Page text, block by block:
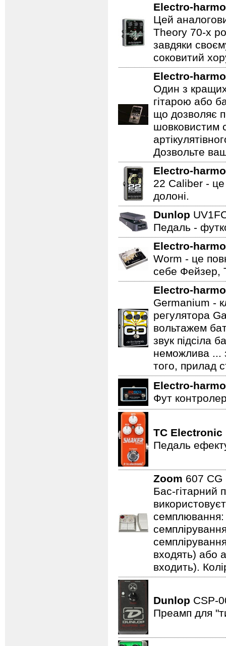
Electro-
Цей
Theory 70-х
завдяки
соковитий
Electro-
Один з
гітарою або
що дозволяє
шовковистим
Дозвольте
Electro-
22 Caliber - це
долоні.
Dunlop
Педаль -
Electro-
Worm - це
себе Фейзер,
Electro-
Germanium -
регулятора
вольтажем
звук підсіла
неможлива ...
того, прилад
Electro-
Фут
TC Electronic
Педаль
Zoom 607
Бас-гітарний
семплювання:
входять) або
входить).
Dunlop CSP-
Преамп для